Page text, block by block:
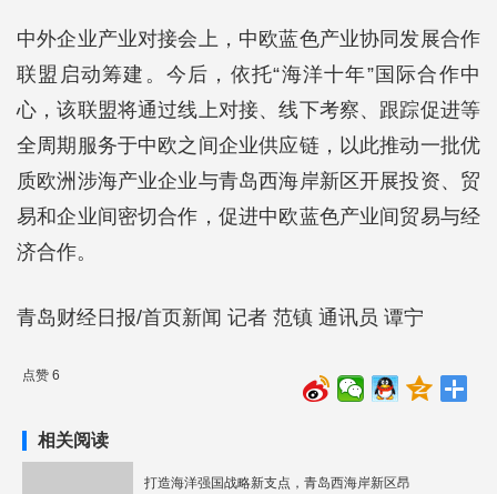
中外企业产业对接会上，中欧蓝色产业协同发展合作
联盟启动筹建。今后，依托“海洋十年”国际合作中
心，该联盟将通过线上对接、线下考察、跟踪促进等
全周期服务于中欧之间企业供应链，以此推动一批优
质欧洲涉海产业企业与青岛西海岸新区开展投资、贸
易和企业间密切合作，促进中欧蓝色产业间贸易与经
济合作。
青岛财经日报/首页新闻 记者 范镇 通讯员 谭宁
点赞 6
相关阅读
打造海洋强国战略新支点，青岛西海岸新区昂